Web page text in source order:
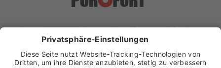
xt:Commerce 5.1.4 © 2019 xt:Commerce| Theme & Development byTeam Progress